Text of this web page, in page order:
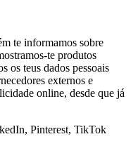
te informamos sobre
te produtos
os teus dados pessoais
externos e
online, desde que já
Pinterest, TikTok